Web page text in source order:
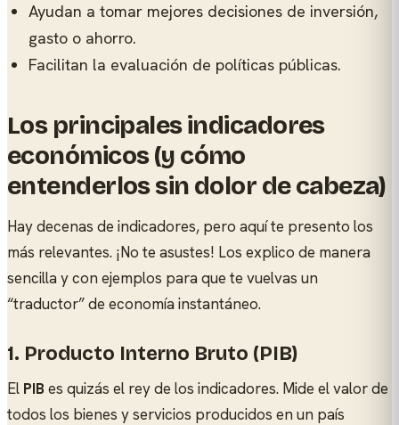
Ayudan a tomar mejores decisiones de inversión,
gasto o ahorro.
Facilitan la evaluación de políticas públicas.
Los principales indicadores
económicos (y cómo
entenderlos sin dolor de cabeza)
Hay decenas de indicadores, pero aquí te presento los
más relevantes. ¡No te asustes! Los explico de manera
sencilla y con ejemplos para que te vuelvas un
“traductor” de economía instantáneo.
1. Producto Interno Bruto (PIB)
El PIB es quizás el rey de los indicadores. Mide el valor de
todos los bienes y servicios producidos en un país